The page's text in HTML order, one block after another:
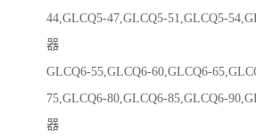
44,GLCQ5-47,GLCQ5-51,GLCQ5-
器
GLCQ6-55,GLCQ6-60,GLCQ6-
75,GLCQ6-80,GLCQ6-85,GLCQ6-
器